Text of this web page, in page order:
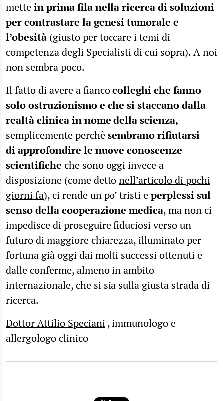
mettein prima fila nella ricerca di soluzioni
per contrastare la genesi tumorale e
l’obesità (giusto per toccare i temi di
competenza degli Specialisti di cui sopra). A noi
non sembra poco.
Il fatto di avere a fiancocolleghi che fanno
solo ostruzionismo e che si staccano dalla
realtà clinica in nome della scienza,
semplicemente perchèsembrano rifiutarsi
di approfondire le nuove conoscenze
scientifiche che sono oggi invece a
disposizione (come dettonell’articolo di pochi
giorni fa), ci rende un po’ tristi eperplessi sul
senso della cooperazione medica, ma non ci
impedisce di proseguire fiduciosi verso un
futuro di maggiore chiarezza, illuminato per
fortuna già oggi dai molti successi ottenuti e
dalle conferme, almeno in ambito
internazionale, che si sia sulla giusta strada di
ricerca.
Dottor Attilio Speciani, immunologo e
allergologo clinico